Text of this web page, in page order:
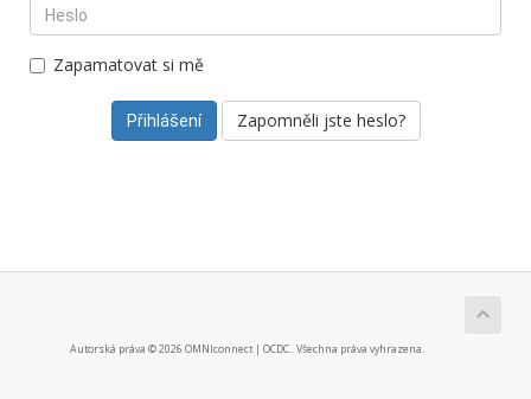
Zapamatovat si mě
Zapomněli jste heslo?
Autorská práva © 2026 OMNIconnect | OCDC.. Všechna práva vyhrazena.